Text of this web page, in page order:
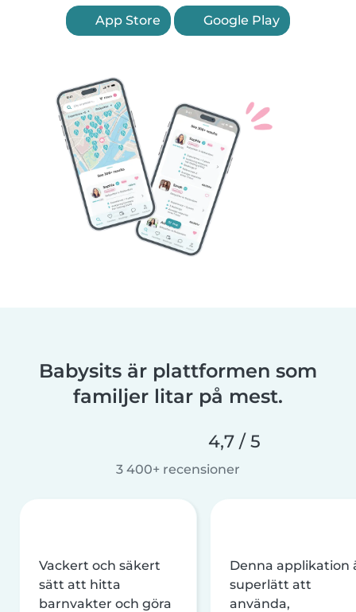
App Store Google Play
Babysits är plattformen som
familjer litar på mest.
4,7 / 5
3 400+ recensioner
Vackert och säkert
sätt att hitta
barnvakter och göra
Denna applikation
superlätt att
använda,